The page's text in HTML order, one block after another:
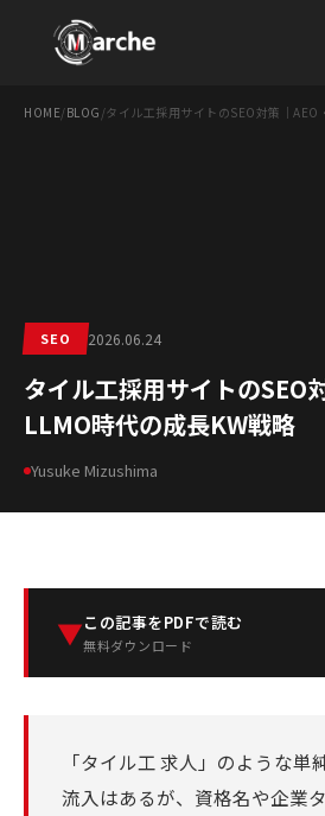
HOME/BLOG /タイル工採用サイトのSEO対策｜AEO
SEO 2026.06.24
タイル工採用サイトのSEO
LLMO時代の成長KW戦略
Yusuke Mizushima
▼この記事をPDFで読む
無料ダウンロード
「タイル工 求人」のような単
流入はあるが、資格名や企業